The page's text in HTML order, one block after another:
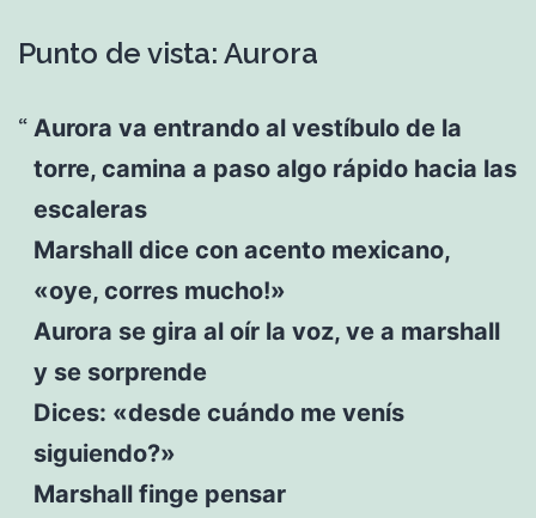
Punto de vista: Aurora
Aurora va entrando al vestíbulo de la
torre, camina a paso algo rápido hacia las
escaleras
Marshall dice con acento mexicano,
«oye, corres mucho!»
Aurora se gira al oír la voz, ve a marshall
y se sorprende
Dices: «desde cuándo me venís
siguiendo?»
Marshall finge pensar